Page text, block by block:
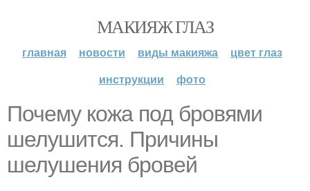
МАКИЯЖ ГЛАЗ
главная новости виды макияжа
цвет глаз
инструкции
фото
Почему кожа под бровями
шелушится. Причины
шелушения бровей